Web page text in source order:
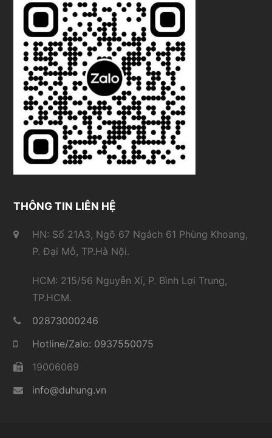
THÔNG TIN LIÊN HỆ
HN: Số 21A3, Ngõ 67 Ngách 61 Phùng Khoang,
P. Đại Mỗ, TP.Hà Nội.
HCM: 215/56 Nguyễn Xí, P. Bình Lợi Trung,
TP.HCM.
02873000246
Hotline/Zalo: 0937550075
19006069
info@duhung.vn